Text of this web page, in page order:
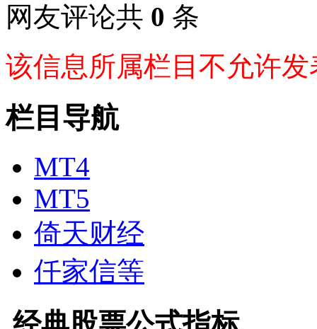
网友评论共 0 条
该信息所属栏目不允许
栏目导航
MT4
MT5
倚天财经
仟家信等